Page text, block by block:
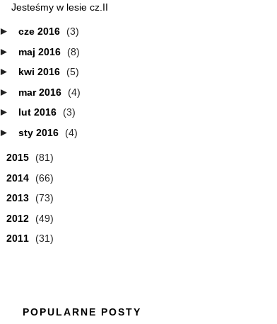
Jesteśmy w lesie cz.II
► cze 2016 (3)
► maj 2016 (8)
► kwi 2016 (5)
► mar 2016 (4)
► lut 2016 (3)
► sty 2016 (4)
2015 (81)
2014 (66)
2013 (73)
2012 (49)
2011 (31)
POPULARNE POSTY